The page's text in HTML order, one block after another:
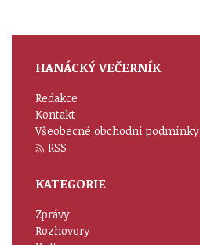
HANÁCKÝ VEČERNÍK
Redakce
Kontakt
Všeobecné obchodní podmínky
RSS
KATEGORIE
Zprávy
Rozhovory